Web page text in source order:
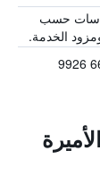
حسب
الخدمة.